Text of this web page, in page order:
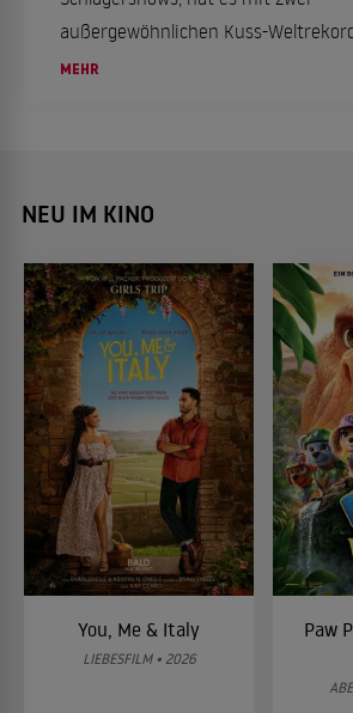
außergewöhnlichen Kuss-
"Guinness-Buch der Rekorde"
MEHR
NEU IM KINO
You, Me & Italy
LIEBESFILM • 2026
Paw